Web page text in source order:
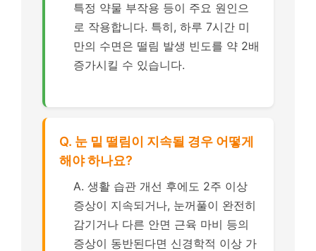
특정 약물 부작용 등이 주요 원인으
로 작용합니다. 특히, 하루 7시간 미
만의 수면은 떨림 발생 빈도를 약 2배
증가시킬 수 있습니다.
Q. 눈 밑 떨림이 지속될 경우 어떻게
해야 하나요?
A. 생활 습관 개선 후에도 2주 이상
증상이 지속되거나, 눈꺼풀이 완전히
감기거나 다른 안면 근육 마비 등의
증상이 동반된다면 신경학적 이상 가